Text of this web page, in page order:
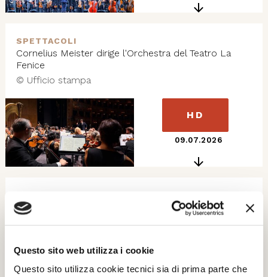
Questo sito web utilizza i cookie
Questo sito utilizza cookie tecnici sia di prima parte che
SPETTACOLI
Cornelius Meister dirige l'Orchestra del Teatro La
Fenice
© Ufficio stampa
HD
09.07.2026
Morricone Night (Concerto del Teatro La Fenice in
Piazza San Marco)
HD